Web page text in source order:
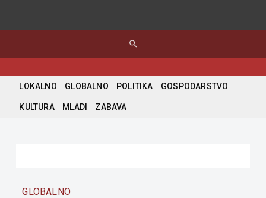
search
LOKALNO GLOBALNO POLITIKA GOSPODARSTVO
KULTURA MLADI ZABAVA
GLOBALNO